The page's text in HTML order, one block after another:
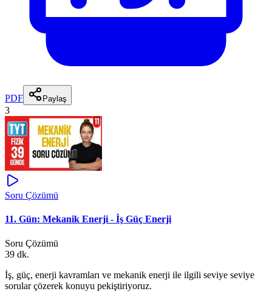
PDF Paylaş
3
Soru Çözümü
11. Gün: Mekanik Enerji - İş Güç Enerji
Soru Çözümü
39 dk.
İş, güç, enerji kavramları ve mekanik enerji ile ilgili seviye seviye
sorular çözerek konuyu pekiştiriyoruz.